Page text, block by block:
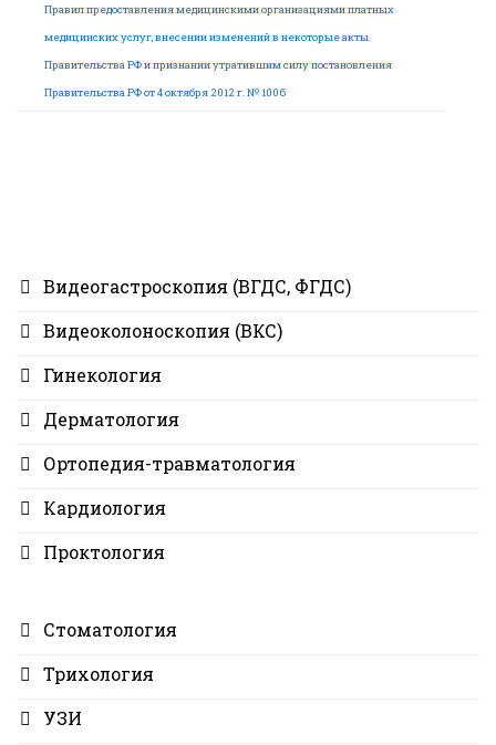
Правил предоставления медицинскими организациями платных
медицинских услуг, внесении изменений в некоторые акты
Правительства РФ и признании утратившим силу постановления
Правительства РФ от 4 октября 2012 г. № 1006
Видеогастроскопия (ВГДС, ФГДС)
Видеоколоноскопия (ВКС)
Гинекология
Дерматология
Ортопедия-травматология
Кардиология
Проктология
Стоматология
Трихология
УЗИ